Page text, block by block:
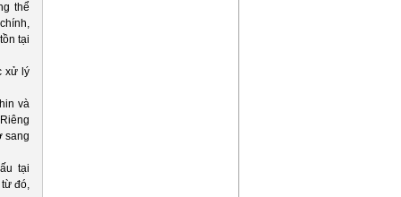
thể
tại
xử lý
và
sang
tại
đó,